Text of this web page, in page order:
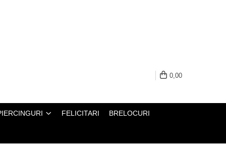
0,00
FELICITARI BRELOCURI